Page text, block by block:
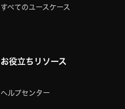
すべてのユースケース
お役立ちリソース
ヘルプセンター